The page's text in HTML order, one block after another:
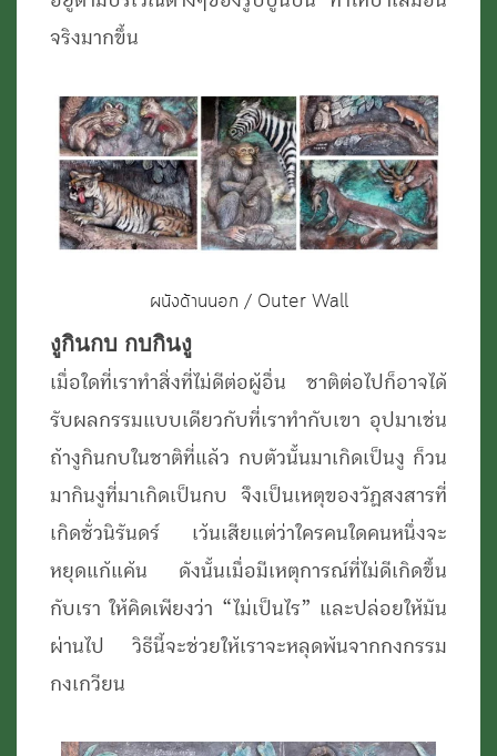
จริงมากขึ้น
ผนังด้านนอก / Outer Wall
งูกินกบ กบกินงู
เมื่อใดที่เราทำสิ่งที่ไม่ดีต่อผู้อื่น ชาติต่อไปก็อาจได้
รับผลกรรมแบบเดียวกับที่เราทำกับเขา อุปมาเช่น
ถ้างูกินกบในชาติที่แล้ว กบตัวนั้นมาเกิดเป็นงู ก็วน
มากินงูที่มาเกิดเป็นกบ จึงเป็นเหตุของวัฏสงสารที่
เกิดชั่วนิรันดร์ เว้นเสียแต่ว่าใครคนใดคนหนึ่งจะ
หยุดแก้แค้น ดังนั้นเมื่อมีเหตุการณ์ที่ไม่ดีเกิดขึ้น
กับเรา ให้คิดเพียงว่า “ไม่เป็นไร” และปล่อยให้มัน
ผ่านไป วิธีนี้จะช่วยให้เราจะหลุดพ้นจากกงกรรม
กงเกวียน